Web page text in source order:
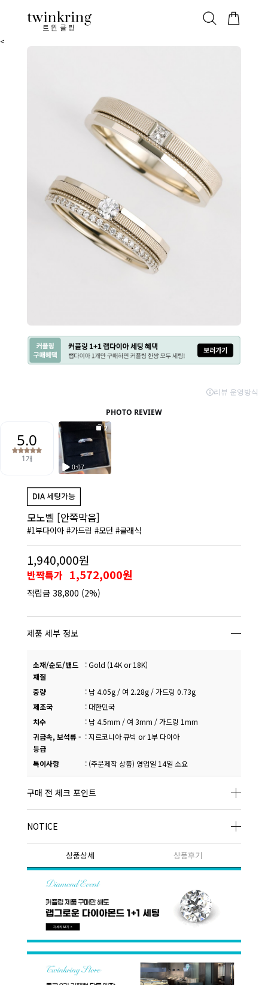
트윈클링
ALL 베스트 안쪽막음 웨딩/다이아 가드링/반지
<
모노벨 [안쪽막음]
#1부다이아 #가드링 #모던 #클래식
1,940,000원
반짝특가 1,572,000원
적립금 38,800 (2%)
제품 세부 정보
소재/순도/밴드
재질
:Gold (14K or 18K)
중량 : 남 4.05g / 여 2.28g / 가드링 0.73g
제조국
: 대한민국
치수
: 남 4.5mm / 여 3mm / 가드링 1mm
귀금속, 보석류 -
등급
:지르코니아 큐빅 or 1부 다이아
특이사항 : (주문제작 상품) 영업일 14일 소요
구매 전 체크 포인트
NOTICE
상품상세 상품후기